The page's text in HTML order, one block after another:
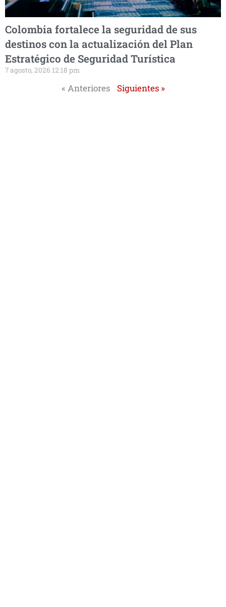
Colombia fortalece la seguridad de sus
destinos con la actualización del Plan
Estratégico de Seguridad Turística
7 agosto, 2026 12:18 pm
« Anteriores Siguientes »